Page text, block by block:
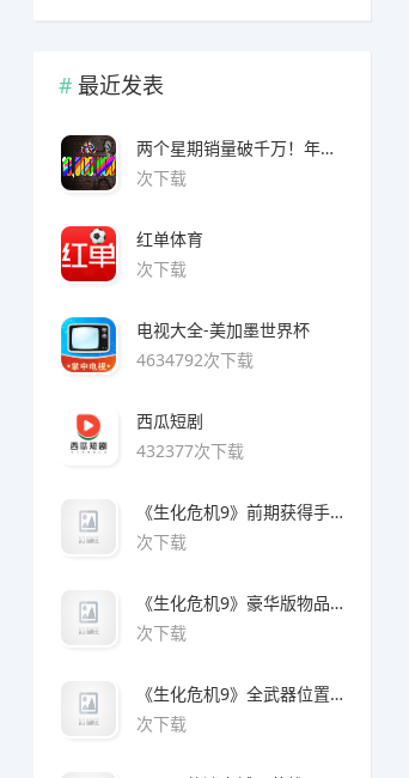
最近发表
两个星期销量破千万！年度爆款诞生了 3A看了都眼红
次下载
红单体育
次下载
电视大全-美加墨世界杯
4634792次下载
西瓜短剧
432377次下载
《生化危机9》前期获得手枪方法
次下载
《生化危机9》豪华版物品领取方法
次下载
《生化危机9》全武器位置及解锁方法
次下载